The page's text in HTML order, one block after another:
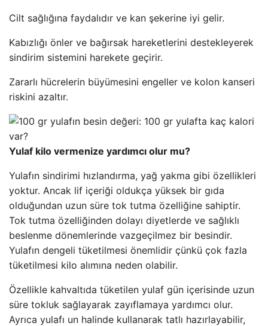
Cilt sağlığına faydalıdır ve kan şekerine iyi gelir.
Kabızlığı önler ve bağırsak hareketlerini destekleyerek
sindirim sistemini harekete geçirir.
Zararlı hücrelerin büyümesini engeller ve kolon kanseri
riskini azaltır.
Yulaf kilo vermenize yardımcı olur mu?
Yulafın sindirimi hızlandırma, yağ yakma gibi özellikleri
yoktur. Ancak lif içeriği oldukça yüksek bir gıda
olduğundan uzun süre tok tutma özelliğine sahiptir.
Tok tutma özelliğinden dolayı diyetlerde ve sağlıklı
beslenme dönemlerinde vazgeçilmez bir besindir.
Yulafın dengeli tüketilmesi önemlidir çünkü çok fazla
tüketilmesi kilo alımına neden olabilir.
Özellikle kahvaltıda tüketilen yulaf gün içerisinde uzun
süre tokluk sağlayarak zayıflamaya yardımcı olur.
Ayrıca yulafı un halinde kullanarak tatlı hazırlayabilir,